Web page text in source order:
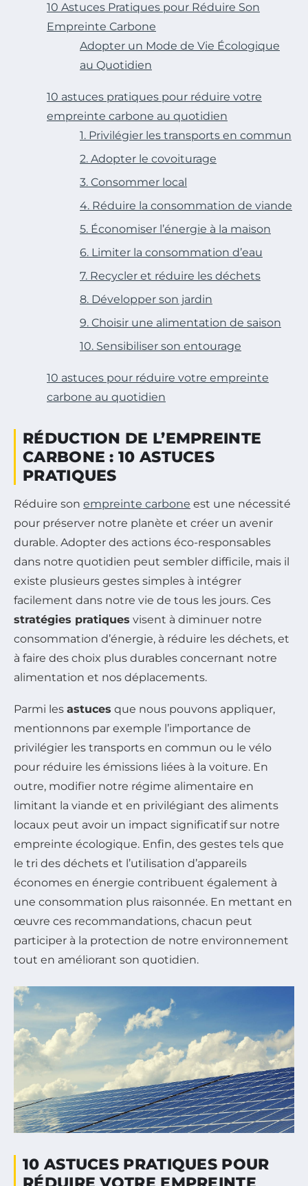
10 Astuces Pratiques pour Réduire Son
Empreinte Carbone
Adopter un Mode de Vie Écologique
au Quotidien
10 astuces pratiques pour réduire votre
empreinte carbone au quotidien
1. Privilégier les transports en commun
2. Adopter le covoiturage
3. Consommer local
4. Réduire la consommation de viande
5. Économiser l’énergie à la maison
6. Limiter la consommation d’eau
7. Recycler et réduire les déchets
8. Développer son jardin
9. Choisir une alimentation de saison
10. Sensibiliser son entourage
10 astuces pour réduire votre empreinte
carbone au quotidien
RÉDUCTION DE L’EMPREINTE
CARBONE : 10 ASTUCES
PRATIQUES
Réduire son empreinte carbone est une nécessité
pour préserver notre planète et créer un avenir
durable. Adopter des actions éco-responsables
dans notre quotidien peut sembler difficile, mais il
existe plusieurs gestes simples à intégrer
facilement dans notre vie de tous les jours. Ces
stratégies pratiques visent à diminuer notre
consommation d’énergie, à réduire les déchets, et
à faire des choix plus durables concernant notre
alimentation et nos déplacements.
Parmi les astuces que nous pouvons appliquer,
mentionnons par exemple l’importance de
privilégier les transports en commun ou le vélo
pour réduire les émissions liées à la voiture. En
outre, modifier notre régime alimentaire en
limitant la viande et en privilégiant des aliments
locaux peut avoir un impact significatif sur notre
empreinte écologique. Enfin, des gestes tels que
le tri des déchets et l’utilisation d’appareils
économes en énergie contribuent également à
une consommation plus raisonnée. En mettant en
œuvre ces recommandations, chacun peut
participer à la protection de notre environnement
tout en améliorant son quotidien.
10 ASTUCES PRATIQUES POUR